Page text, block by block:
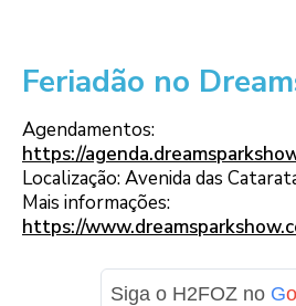
Feriadão no
Agendamentos:
https://
Localização: Avenida das
Mais informações:
https://
Siga o H2FOZ no Go